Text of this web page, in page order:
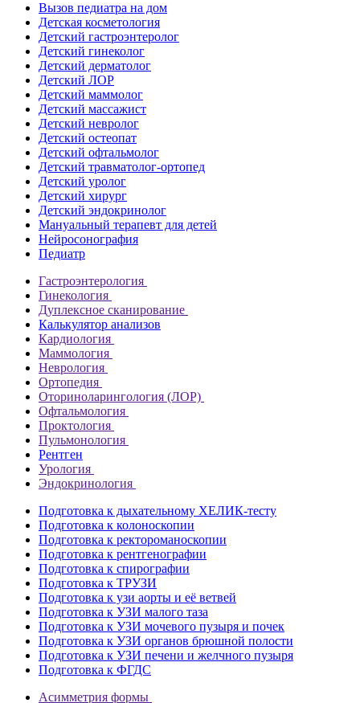
Вызов педиатра на дом
Детская косметология
Детский гастроэнтеролог
Детский гинеколог
Детский дерматолог
Детский ЛОР
Детский маммолог
Детский массажист
Детский невролог
Детский остеопат
Детский офтальмолог
Детский травматолог-ортопед
Детский уролог
Детский хирург
Детский эндокринолог
Мануальный терапевт для детей
Нейросонография
Педиатр
Гастроэнтерология
Гинекология
Дуплексное сканирование
Калькулятор анализов
Кардиология
Маммология
Неврология
Ортопедия
Оториноларингология (ЛОР)
Офтальмология
Проктология
Пульмонология
Рентген
Урология
Эндокринология
Подготовка к дыхательному ХЕЛИК-тесту
Подготовка к колоноскопии
Подготовка к ректороманоскопии
Подготовка к рентгенографии
Подготовка к спирографии
Подготовка к ТРУЗИ
Подготовка к узи аорты и её ветвей
Подготовка к УЗИ малого таза
Подготовка к УЗИ мочевого пузыря и почек
Подготовка к УЗИ органов брюшной полости
Подготовка к УЗИ печени и желчного пузыря
Подготовка к ФГДС
Асимметрия формы